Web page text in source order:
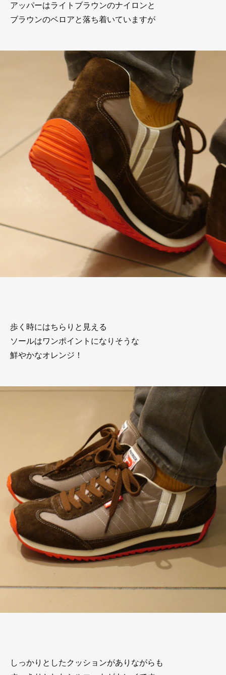
アッパーはライトブラウンのナイロンと
ブラウンのベロアと落ち着いていますが
歩く時にはちらりと見える
ソールはワンポイントになりそうな
鮮やかなオレンジ！
しっかりとしたクッションがありながらも